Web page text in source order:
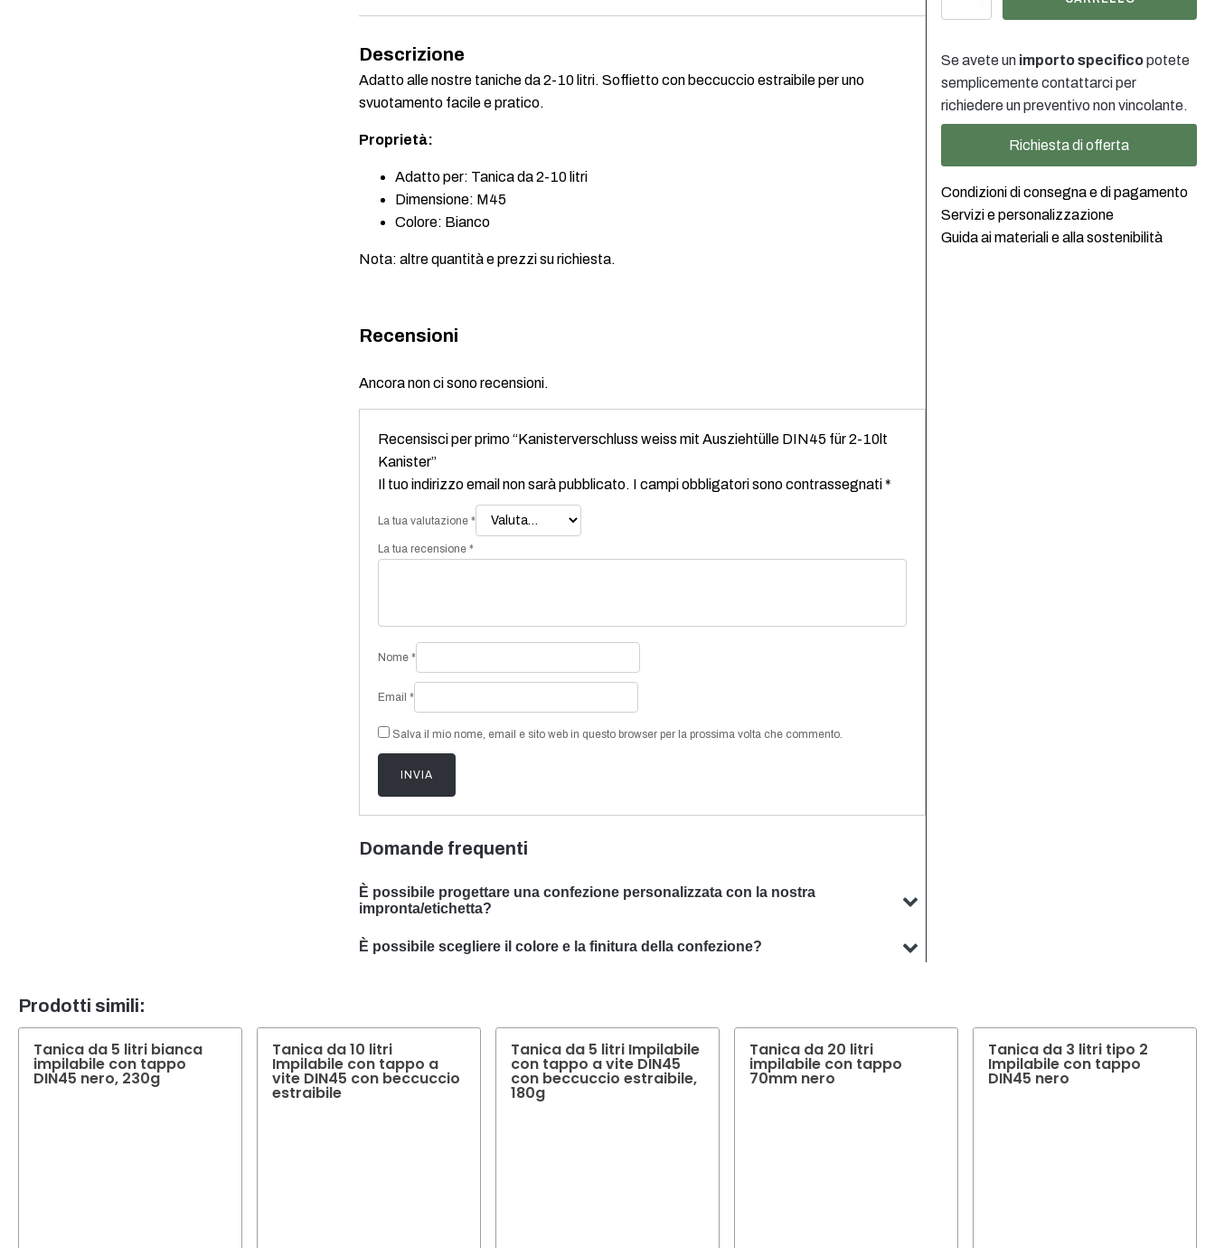
Descrizione
Adatto alle nostre taniche da 2-10 litri. Soffietto con beccuccio estraibile per uno
svuotamento facile e pratico.
Proprietà:
Adatto per: Tanica da 2-10 litri
Dimensione: M45
Colore: Bianco
Nota: altre quantità e prezzi su richiesta.
Recensioni
Ancora non ci sono recensioni.
Recensisci per primo “Kanisterverschluss weiss mit Ausziehtülle DIN45 für 2-10lt
Kanister”
Il tuo indirizzo email non sarà pubblicato. I campi obbligatori sono contrassegnati*
La tua valutazione *
La tua recensione *
Nome *
Email *
Salva il mio nome, email e sito web in questo browser per la prossima volta che commento.
Domande frequenti
È possibile progettare una confezione personalizzata con la nostra
impronta/etichetta?
è specializzato nello sviluppo di soluzioni di packaging su misura per soddisfare le vostre
È possibile scegliere il colore e la finitura della confezione?
mit
für
2-
10lt
Se avete un importo specificopotete
semplicemente contattarci per
richiedere un preventivo non vincolante.
Richiesta di offerta
Condizioni di consegna e di pagamento
Servizi e personalizzazione
Guida ai materiali e alla sostenibilità
Prodotti simili:
Tanica da 5 litri bianca
impilabile con tappo
DIN45 nero, 230g
Tanica da 10 litri
Impilabile con tappo a
vite DIN45 con beccuccio
estraibile
Tanica da 5 litri Impilabile
con tappo a vite DIN45
con beccuccio estraibile,
180g
Tanica da 20 litri
impilabile con tappo
70mm nero
Tanica da 3 litri tipo 2
Impilabile con tappo
DIN45 nero